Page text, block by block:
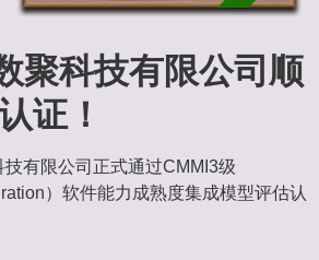
聚科技有限公司顺
证！
有限公司正式通过CMMI3级
）软件能力成熟度集成模型评估认